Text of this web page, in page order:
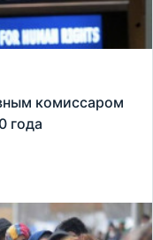
комиссаром
года